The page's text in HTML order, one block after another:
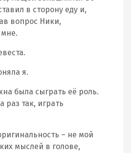
в сторону еду и,
вопрос Ники,
я.
была сыграть её роль.
раз так, играть
– не мой
мыслей в голове,